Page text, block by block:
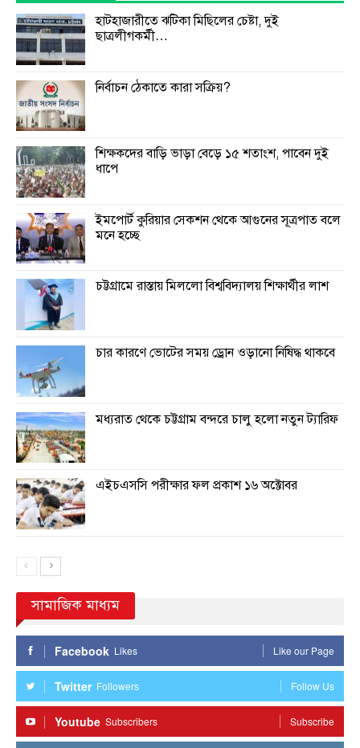
হাটহাজারীতে ঝটিকা মিছিলের চেষ্টা, দুই
ছাত্রলীগকর্মী…
নির্বাচন ঠেকাতে কারা সক্রিয়?
শিক্ষকদের বাড়ি ভাড়া বেড়ে ১৫ শতাংশ, পাবেন দুই
ধাপে
ইমপোর্ট কুরিয়ার সেকশন থেকে আগুনের সূত্রপাত বলে
মনে হচ্ছে
চট্টগ্রামে রাস্তায় মিললো বিশ্ববিদ্যালয় শিক্ষার্থীর লাশ
চার কারণে ভোটের সময় ড্রোন ওড়ানো নিষিদ্ধ থাকবে
মধ্যরাত থেকে চট্টগ্রাম বন্দরে চালু হলো নতুন ট্যারিফ
এইচএসসি পরীক্ষার ফল প্রকাশ ১৬ অক্টোবর
সামাজিক মাধ্যম
Facebook Likes Like our Page
Twitter Followers Follow Us
Youtube Subscribers Subscribe